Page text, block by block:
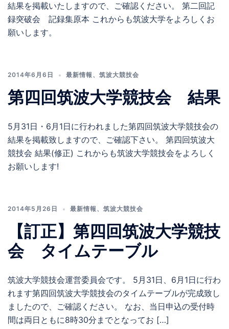
結果を掲載いたしますので、ご確認ください。 第二回記
録突破会 記録集原本 これからも筑波大学をよろしくお
願いします。
2014年6月6日 最新情報 、 筑波大競技会
第四回筑波大学競技会 結果
5月31日・6月1日に行われました第四回筑波大学競技会の
結果を掲載致しますので、ご確認下さい。 第四回筑波大
競技会 結果(修正) これからも筑波大学競技会をよろしく
お願いします!
2014年5月26日 最新情報 、 筑波大競技会
【訂正】第四回筑波大学競技
会 タイムテーブル
筑波大学競技会運営委員会です。 5月31日、6月1日に行わ
れます第四回筑波大学競技会のタイムテーブルが完成致し
ましたので、ご確認ください。 なお、当日申込の受付時
間は両日ともに8時30分までとなってお […]